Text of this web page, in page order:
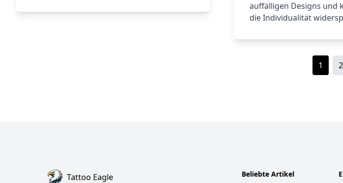
Frauen geeignet sind.
auffälligen Designs und
die Individualität
Eleganz und Stil
Anregungen für dein
suchst oder einfach
Trends bist – dieser
1 2
Tattoo Eagle Beliebte Artikel